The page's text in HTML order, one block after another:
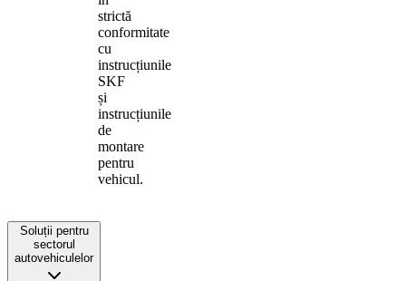
strictă
conformitate
cu
instrucțiunile
SKF
și
instrucțiunile
de
montare
pentru
vehicul.
Soluții pentru
sectorul
autovehiculelor